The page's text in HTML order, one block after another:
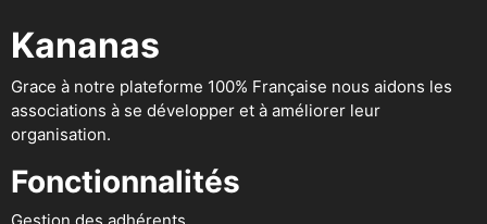
Kananas
Grace à notre plateforme 100% Française nous aidons les
associations à se développer et à améliorer leur
organisation.
Fonctionnalités